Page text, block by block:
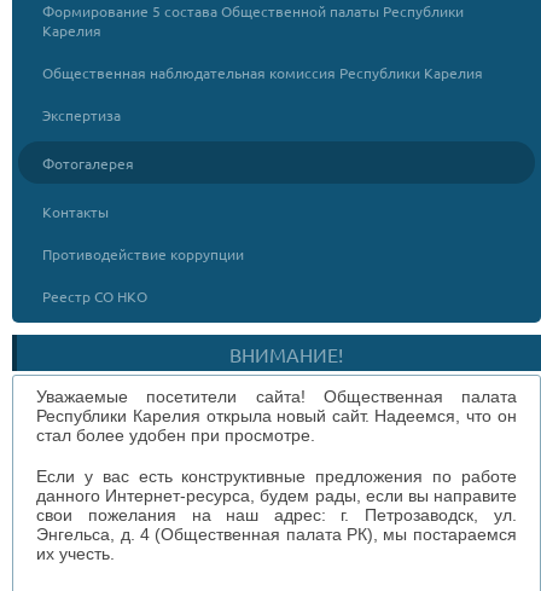
Формирование 5 состава Общественной палаты Республики
Карелия
Общественная наблюдательная комиссия Республики Карелия
Экспертиза
Фотогалерея
Контакты
Противодействие коррупции
Реестр СО НКО
ВНИМАНИЕ!
Уважаемые посетители сайта! Общественная палата
Республики Карелия открыла новый сайт. Надеемся, что он
стал более удобен при просмотре.
Если у вас есть конструктивные предложения по работе
данного Интернет-ресурса, будем рады, если вы направите
свои пожелания на наш адрес: г. Петрозаводск, ул.
Энгельса, д. 4 (Общественная палата РК), мы постараемся
их учесть.